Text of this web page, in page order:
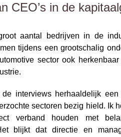
CEO’s in de
aantal bedrijven in de
tijdens een grootschalig
sector ook
interviews herhaaldelijk een
sectoren bezig hield. Ik
verband houden met
blijkt dat directie en